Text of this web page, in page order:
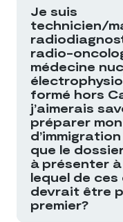
à temps plein, au
établissement
secondaire ou
Une attestation de
français langue
cinquième année
Québec;
Un diplôme
compter de
Je suis
technicien/
radio-
médecine
formé hors
j’aimerais
préparer
que le
à présenter à
lequel de
devrait être
premier?